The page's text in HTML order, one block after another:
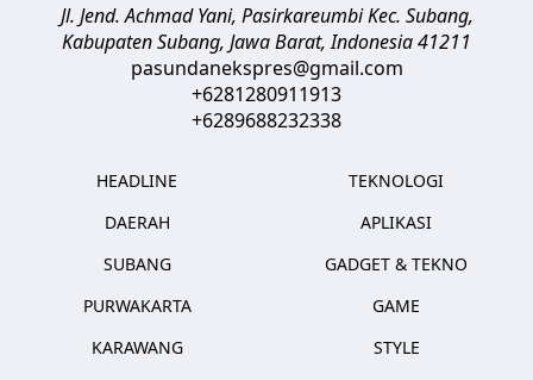
Jl. Jend. Achmad Yani, Pasirkareumbi Kec. Subang,
Kabupaten Subang, Jawa Barat,Indonesia41211
pasundanekspres@gmail.com
+6281280911913
+6289688232338
HEADLINE
DAERAH
SUBANG
PURWAKARTA
KARAWANG
TEKNOLOGI
APLIKASI
GADGET & TEKNO
GAME
STYLE